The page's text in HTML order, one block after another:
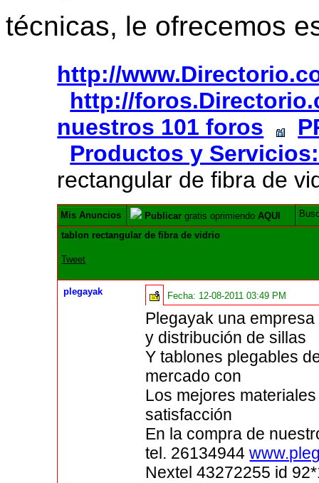
técnicas, le ofrecemos
http://
http://
nuestros 101 foros
Productos y
rectangular de fibra de
Mis Anuncios Publicar gratis oprimiendoAQUI
tablon rectangular de fibra de vidrio
Tweet
plegayak Fecha: 12-08-2011 03:49 PM
Plegayak una
y distribución de sillas
Y tablones plegables
mercado con
Los mejores
satisfacción
En la compra de
tel. 26134944
Nextel 43272255 id